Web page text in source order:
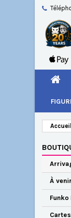
Accueil
À venir
Funko